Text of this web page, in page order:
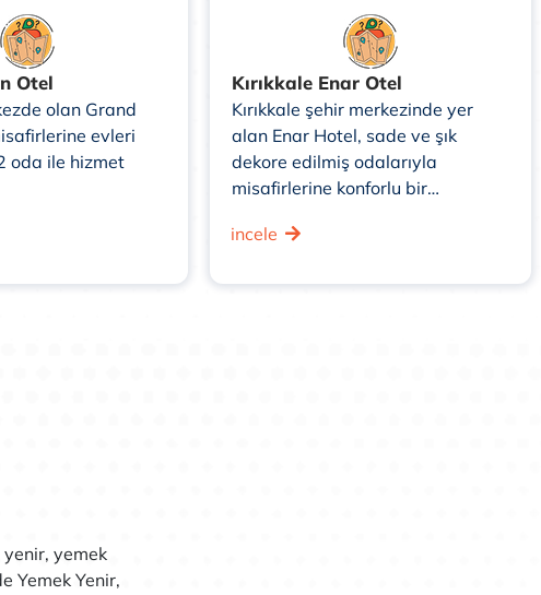
Otel
olan Grand
evleri
oda ile hizmet
Kırıkkale Enar Otel
Kırıkkale şehir merkezinde yer
alan Enar Hotel, sade ve şık
dekore edilmiş odalarıyla
misafirlerine konforlu bir
incele
yemek
Yemek Yenir,